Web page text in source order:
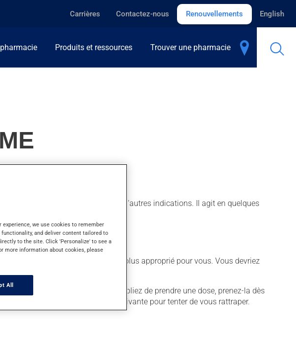
Carrières Contactez-nous Renouvellements English
Produits et ressources Trouver une pharmacie
On l'emploie aussi pour d'autres indications. Il agit en quelques
un horaire différent qui est plus approprié pour vous. Vous devriez
jamais en manquer. Si vous oubliez de prendre une dose, prenez-la dès
Ne doublez pas la dose suivante pour tenter de vous rattraper.
we use cookies to remember
and deliver content tailored to
to the site. Click 'Personalize' to see a
more information about cookies, please
All